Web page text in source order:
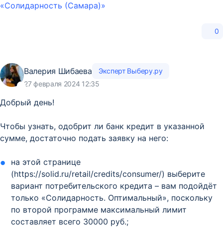
«Солидарность (Самара)»
0
Валерия Шибаева
Эксперт Выберу.ру
27 февраля 2024 12:35
Добрый день!
Чтобы узнать, одобрит ли банк кредит в указанной
сумме, достаточно подать заявку на него:
на этой странице
(https://solid.ru/retail/credits/consumer/) выберите
вариант потребительского кредита – вам подойдёт
только «Солидарность. Оптимальный», поскольку
по второй программе максимальный лимит
составляет всего 30000 руб.;